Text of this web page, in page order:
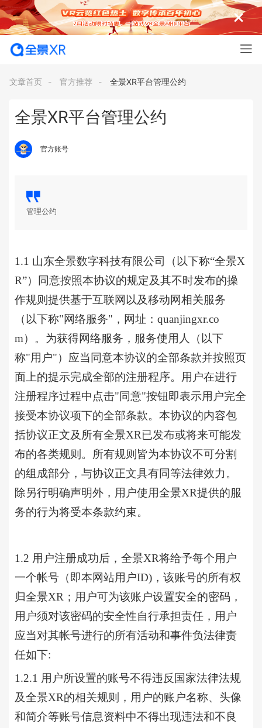
文章首页 - 官方推荐 - 全景XR平台管理公约
全景XR平台管理公约
官方账号
管理公约
1.1 山东全景数字科技有限公司（以下称“全景X
R”）同意按照本协议的规定及其不时发布的操
作规则提供基于互联网以及移动网相关服务
（以下称"网络服务"，网址： quanjingxr.co
m）。为获得网络服务，服务使用人（以下
称"用户"）应当同意本协议的全部条款并按照页
面上的提示完成全部的注册程序。用户在进行
注册程序过程中点击"同意"按钮即表示用户完全
接受本协议项下的全部条款。本协议的内容包
括协议正文及所有全景XR已发布或将来可能发
布的各类规则。所有规则皆为本协议不可分割
的组成部分，与协议正文具有同等法律效力。
除另行明确声明外，用户使用全景XR提供的服
务的行为将受本条款约束。
1.2 用户注册成功后，全景XR将给予每个用户
一个帐号（即本网站用户ID)，该账号的所有权
归全景XR；用户可为该账户设置安全的密码，
用户须对该密码的安全性自行承担责任，用户
应当对其帐号进行的所有活动和事件负法律责
任如下:
1.2.1 用户所设置的账号不得违反国家法律法规
及全景XR的相关规则，用户的账户名称、头像
和简介等账号信息资料中不得出现违法和不良